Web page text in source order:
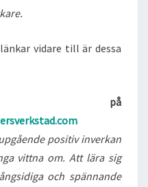
vidare till är dessa
på
positiv inverkan
vittna om. Att lära sig
och spännande